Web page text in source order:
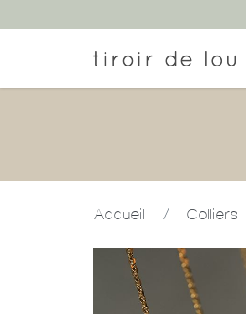
Accueil / Colliers